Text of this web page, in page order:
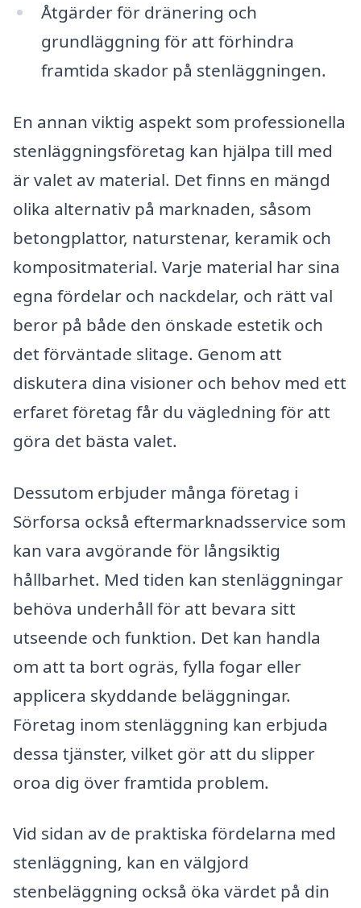
Åtgärder för dränering och
grundläggning för att förhindra
framtida skador på stenläggningen.
En annan viktig aspekt som professionella
stenläggningsföretag kan hjälpa till med
är valet av material. Det finns en mängd
olika alternativ på marknaden, såsom
betongplattor, naturstenar, keramik och
kompositmaterial. Varje material har sina
egna fördelar och nackdelar, och rätt val
beror på både den önskade estetik och
det förväntade slitage. Genom att
diskutera dina visioner och behov med ett
erfaret företag får du vägledning för att
göra det bästa valet.
Dessutom erbjuder många företag i
Sörforsa också eftermarknadsservice som
kan vara avgörande för långsiktig
hållbarhet. Med tiden kan stenläggningar
behöva underhåll för att bevara sitt
utseende och funktion. Det kan handla
om att ta bort ogräs, fylla fogar eller
applicera skyddande beläggningar.
Företag inom stenläggning kan erbjuda
dessa tjänster, vilket gör att du slipper
oroa dig över framtida problem.
Vid sidan av de praktiska fördelarna med
stenläggning, kan en välgjord
stenbeläggning också öka värdet på din